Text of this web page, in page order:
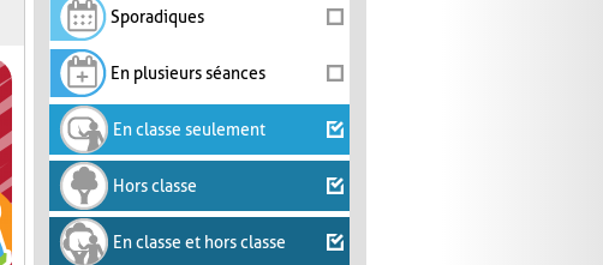
Sporadiques
En plusieurs séances
En classe seulement
Hors classe
En classe et hors classe